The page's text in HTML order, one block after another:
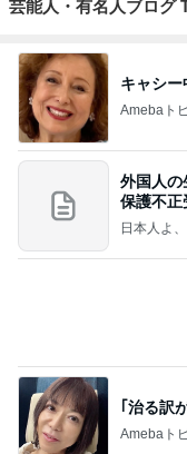
芸能人・有名人ブログ
キャシ
Amebaト
外国人の
保護不正
ンを
日本人よ
｢治る訳
Amebaト